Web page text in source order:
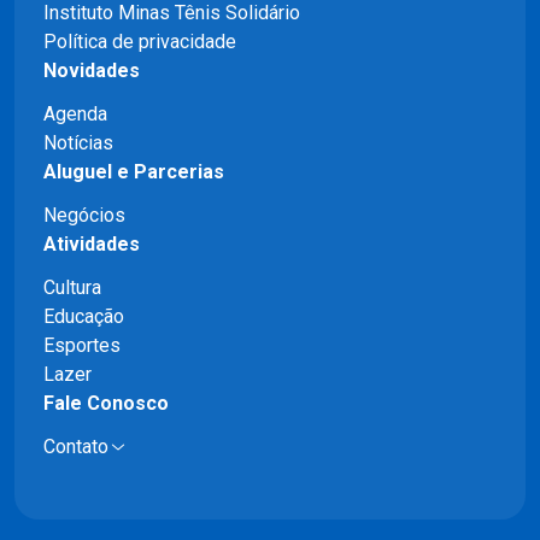
Instituto Minas Tênis Solidário
Política de privacidade
Novidades
Agenda
Notícias
Aluguel e Parcerias
Negócios
Atividades
Cultura
Educação
Esportes
Lazer
Fale Conosco
Contato